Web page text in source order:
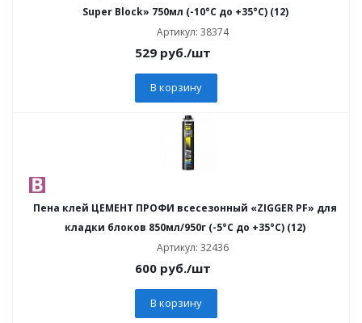
Super Block» 750мл (-10°C до +35°C) (12)
Артикул: 38374
529 руб./шт
В корзину
Пена клей ЦЕМЕНТ ПРОФИ всесезонный «ZIGGER PF» для
кладки блоков 850мл/950г (-5°C до +35°C) (12)
Артикул: 32436
600 руб./шт
В корзину